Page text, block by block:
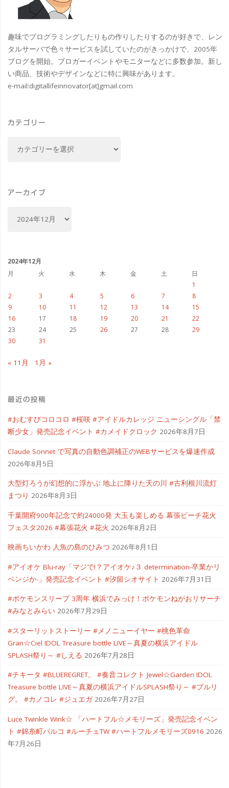
会
み
だ
の
店・
#
す
フ
ァ
趣味でプログラミングしたりもの作りしたりするのが好きで、レン
タルサーバで色々サービスを試していたのがきっかけで、2005年
ブログを開始。ブロガーイベントやモニターなどに多数参加。新し
い商品、技術やデザインなどに特に興味があります。
e-mail:digitallifeinnovator[at]gmail.com
カテゴリー
ー
アーカイブ
ブ
2024年12月
月
火 水 木 金 土
日
1
2
3 4 5 6 7
8
9
10 11 12 13 14
15
16
17 18 19 20 21
22
23
24 25 26 27 28
29
30
31
« 11月 1月 »
最近の投稿
#おむすびコロコロ #桜咲 #アイドルカレッジ ニューシングル「禁
断少女」発売記念イベント #カメイドクロック 2026年8月7日
Claude Sonnet で写真の自動色調補正のWEBサービスを爆速作成
2026年8月5日
大型灯ろうが幻想的に浮かぶ 地上に降りた天の川 #古利根川流灯
まつり 2026年8月3日
千葉開府900年記念で約24000発 大玉も楽しめる 幕張ビーチ花火
フェスタ2026 #幕張花火 #花火 2026年8月2日
映画ちいかわ 人魚の島のひみつ 2026年8月1日
#アイオケ Blu-ray「マジで!？アイオケ♪３ determination-卒業かリ
ベンジか-」発売記念イベント #汐留シオサイト 2026年7月31日
#ポケモンスリープ 3周年 横浜でみっけ！ポケモンねがおリサーチ
#みなとみらい 2026年7月29日
#スターリットストーリー #メノニューイヤー #桃色革命
Gran☆Ciel IDOL Treasure bottle LIVE～真夏の横浜アイドル
SPLASH祭り～ #しえる 2026年7月28日
#チキータ #BLUEREGRET。 #奏音コレクト Jewel☆Garden IDOL
Treasure bottle LIVE～真夏の横浜アイドルSPLASH祭り～ #ブルリ
グ。 #カノコレ #ジュエガ 2026年7月27日
Luce Twinkle Wink☆ 「ハートフル☆メモリーズ」発売記念イベン
ト #錦糸町パルコ #ルーチェTW #ハートフルメモリーズ0916 2026
年7月26日